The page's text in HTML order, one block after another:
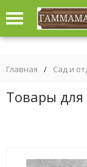
Главная / Сад и
Товары для